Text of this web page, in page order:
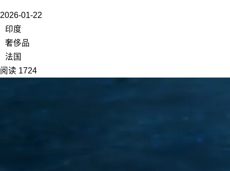
2026-01-22
印度
奢侈品
法国
阅读 1724